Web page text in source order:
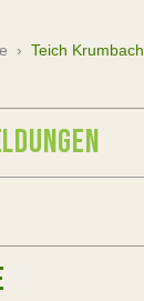
› Teich Krumbach